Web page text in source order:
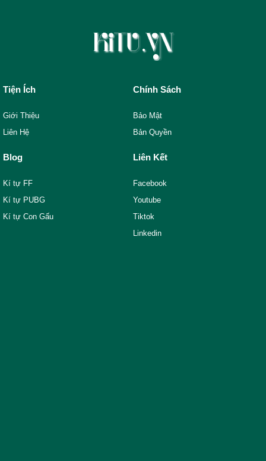
Tiện Ích
Giới Thiệu
Liên Hệ
Chính Sách
Bảo Mật
Bản Quyền
Blog
Kí tự FF
Kí tự PUBG
Kí tự Con Gấu
Liên Kết
Facebook
Youtube
Tiktok
Linkedin